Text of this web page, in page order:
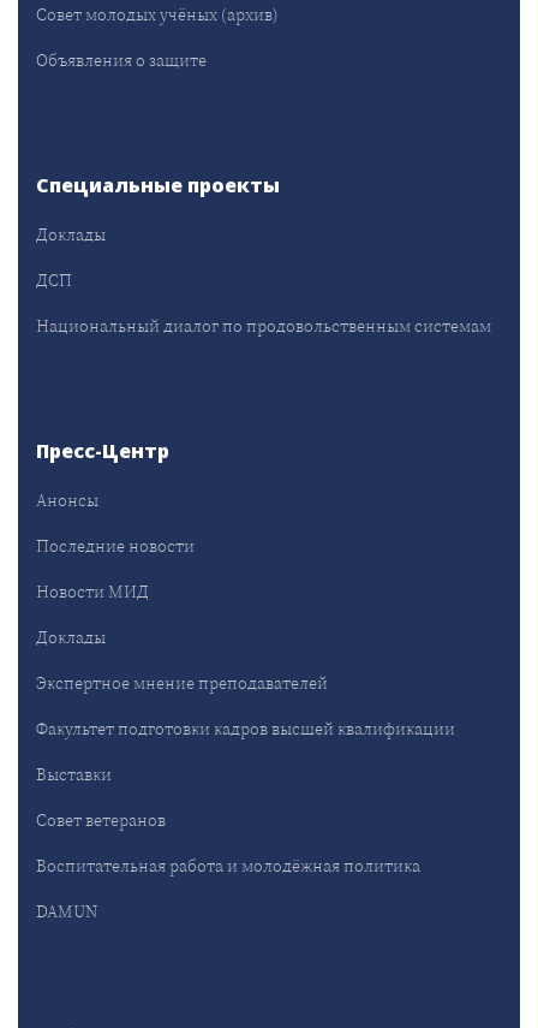
Совет молодых учёных (архив)
Объявления о защите
Специальные проекты
Доклады
ДСП
Национальный диалог по продовольственным системам
Пресс-Центр
Анонсы
Последние новости
Новости МИД
Доклады
Экспертное мнение преподавателей
Факультет подготовки кадров высшей квалификации
Выставки
Совет ветеранов
Воспитательная работа и молодёжная политика
DAMUN